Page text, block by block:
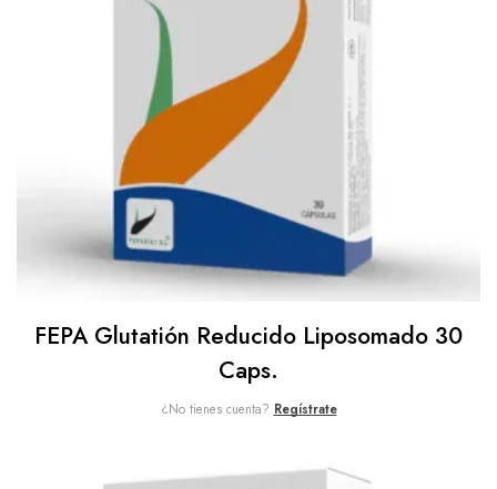
FEPA Glutatión Reducido Liposomado 30
Caps.
¿No tienes cuenta? Regístrate